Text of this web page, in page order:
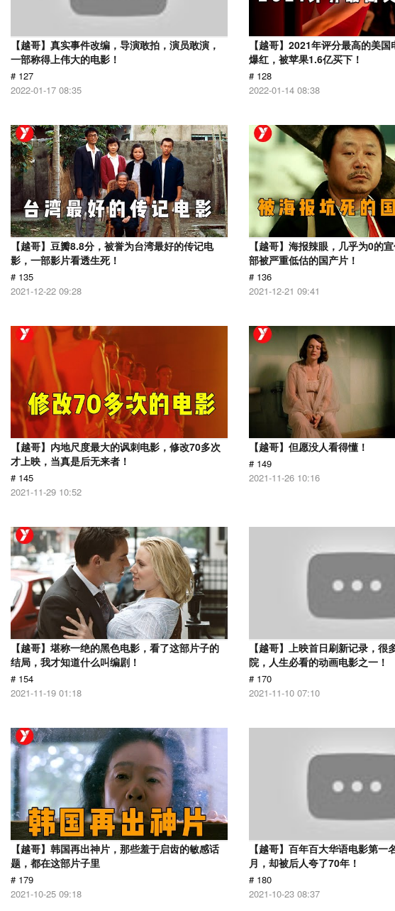
【越哥】真实事件改编，导演敢拍，演员敢演，
一部称得上伟大的电影！
# 127
2022-01-17 08:35
【越哥】2021年评分最高的美
爆红，被苹果1.6亿买下！
# 128
2022-01-14 08:38
【越哥】豆瓣8.8分，被誉为台湾最好的传记电
影，一部影片看透生死！
# 135
2021-12-22 09:28
【越哥】海报辣眼，几乎为0的
部被严重低估的国产片！
# 136
2021-12-21 09:41
【越哥】内地尺度最大的讽刺电影，修改70多次
才上映，当真是后无来者！
# 145
2021-11-29 10:52
【越哥】但愿没人看得懂！
# 149
2021-11-26 10:16
【越哥】堪称一绝的黑色电影，看了这部片子的
结局，我才知道什么叫编剧！
# 154
2021-11-19 01:18
【越哥】上映首日刷新记录，很
院，人生必看的动画电影之一！
# 170
2021-11-10 07:10
【越哥】韩国再出神片，那些羞于启齿的敏感话
题，都在这部片子里
# 179
2021-10-25 09:18
【越哥】百年百大华语电影第一
月，却被后人夸了70年！
# 180
2021-10-23 08:37